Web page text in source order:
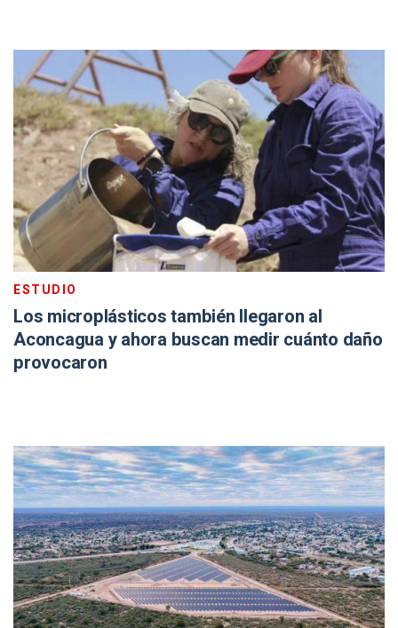
ESTUDIO
Los microplásticos también llegaron al
Aconcagua y ahora buscan medir cuánto daño
provocaron